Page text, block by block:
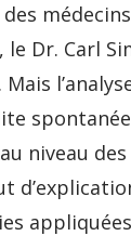
Dr. Carl
niveau